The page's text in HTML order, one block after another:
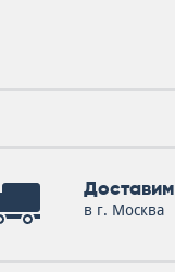
Доставим
в г. Москва